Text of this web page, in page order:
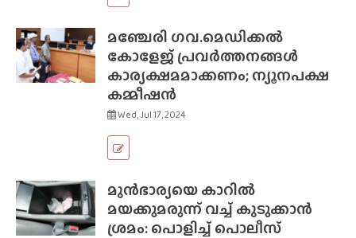
മഞ്ചേരി ഗവ.മെഡിക്കൽ
കോളേജ് പ്രവർത്തനങ്ങൾ
കാര്യക്ഷമമാക്കണം; ന്യൂനപക്ഷ
കമ്മീഷൻ
Wed, Jul 17, 2024
മുൻഭാര്യയെ കാറിൽ
മയക്കുമരുന്ന് വച്ച് കുടുക്കാൻ
ശ്രമം: പൊളിച്ച് പൊലീസ്